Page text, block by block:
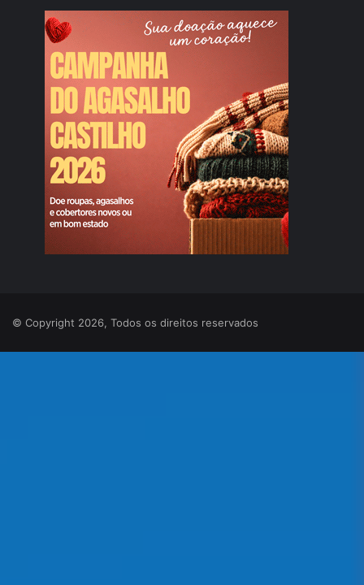
© Copyright 2026, Todos os direitos reservados